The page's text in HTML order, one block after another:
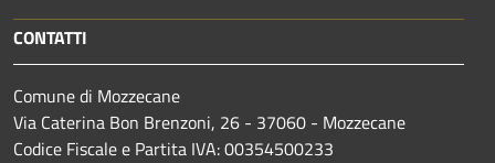
CONTATTI
Comune di Mozzecane
Via Caterina Bon Brenzoni, 26 - 37060 - Mozzecane
Codice Fiscale e Partita IVA: 00354500233